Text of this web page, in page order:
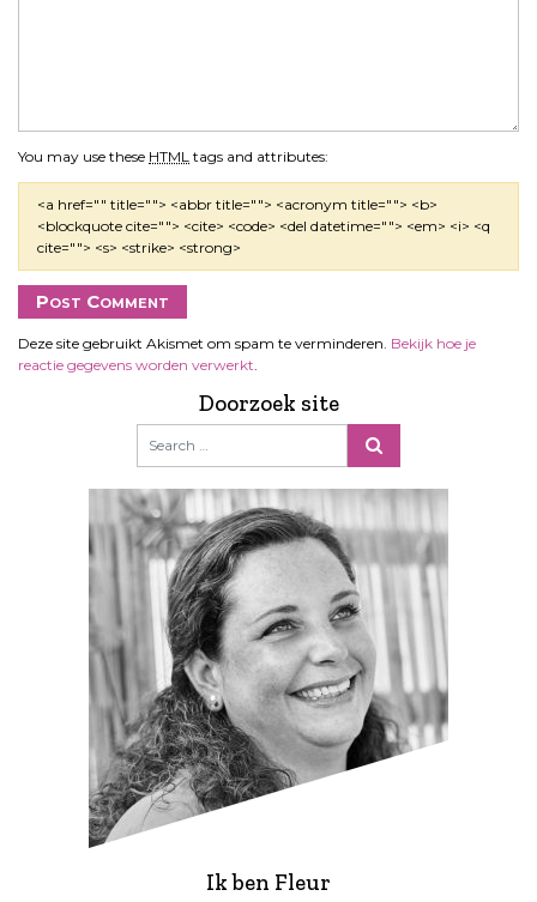
You may use these HTML tags and attributes:
<a href="" title=""> <abbr title=""> <acronym title=""> <b>
<blockquote cite=""> <cite> <code> <del datetime=""> <em> <i> <q
cite=""> <s> <strike> <strong>
Deze site gebruikt Akismet om spam te verminderen. Bekijk hoe je
reactie gegevens worden verwerkt
Doorzoek site
Ik ben Fleur